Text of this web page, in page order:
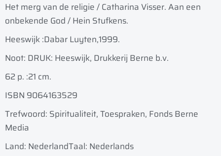
Het merg van de religie / Catharina Visser. Aan een
onbekende God / Hein Stufkens.
Heeswijk :Dabar Luyten,1999.
Noot: DRUK: Heeswijk, Drukkerij Berne b.v.
62 p. :21 cm.
ISBN 9064163529
Trefwoord: Spiritualiteit, Toespraken, Fonds Berne
Media
Land: NederlandTaal: Nederlands